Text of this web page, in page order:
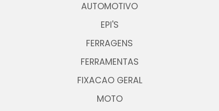
AUTOMOTIVO
EPI'S
FERRAGENS
FERRAMENTAS
FIXACAO GERAL
MOTO